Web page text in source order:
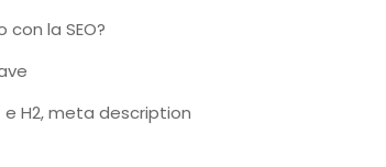
la SEO?
e H2, meta description